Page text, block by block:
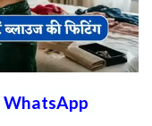
WhatsApp